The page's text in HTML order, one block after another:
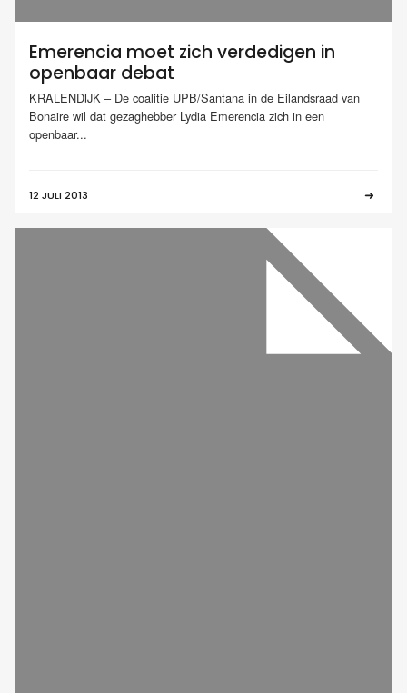
Emerencia moet zich verdedigen in
openbaar debat
KRALENDIJK – De coalitie UPB/Santana in de Eilandsraad van
Bonaire wil dat gezaghebber Lydia Emerencia zich in een
openbaar...
12 JULI 2013